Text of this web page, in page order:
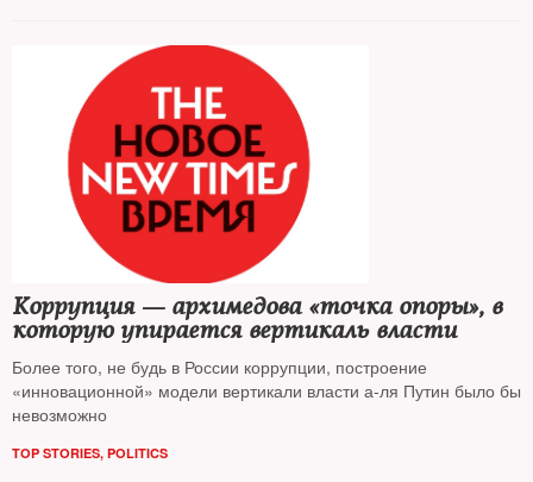
Коррупция — архимедова «точка опоры», в
которую упирается вертикаль власти
Более того, не будь в России коррупции, построение
«инновационной» модели вертикали власти а-ля Путин было бы
невозможно
TOP STORIES, POLITICS